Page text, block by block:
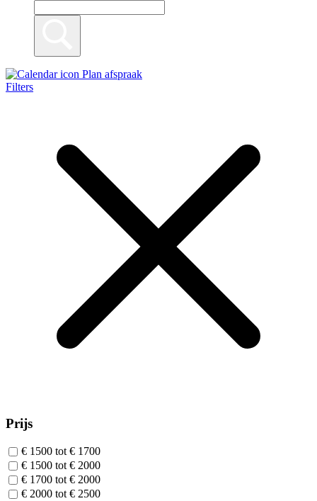
Plan afspraak
Filters
Prijs
€ 1500 tot € 1700
€ 1500 tot € 2000
€ 1700 tot € 2000
€ 2000 tot € 2500